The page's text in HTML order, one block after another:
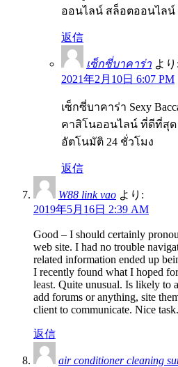
ออนไลน์ สล็อตออนไลน์
返信
เซ็กซี่บาคาร่า より:
2021年2月10日 6:07 PM
เซ็กซี่บาคาร่า Sexy
คาสิโนออนไลน์ ที่ดีที่สุด
อัตโนมัติ 24 ชั่วโมง
返信
W88 link vao より:
2019年5月16日 2:39 AM
Good – I should certainly
web site. I had no trouble
related information ended up
I recently found what I hoped
least. Quite unusual. Is likely to
add forums or anything, site
client to communicate. Nice task.
返信
air conditioner cleaning